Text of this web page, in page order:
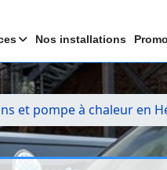
Nos installations
et pompe à chaleur en